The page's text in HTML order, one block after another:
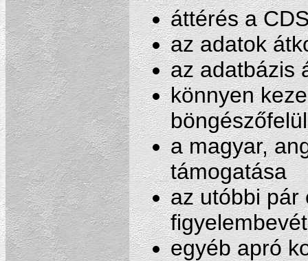
áttérés a
az adatok
az adatbázis
könnyen
a magyar,
támogatása
az utóbbi pár
egyéb apró